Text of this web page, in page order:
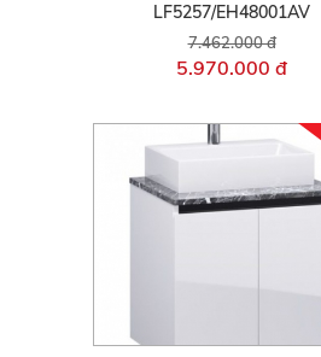
LF5257/EH48001AV
7.462.000 đ
5.970.000 đ